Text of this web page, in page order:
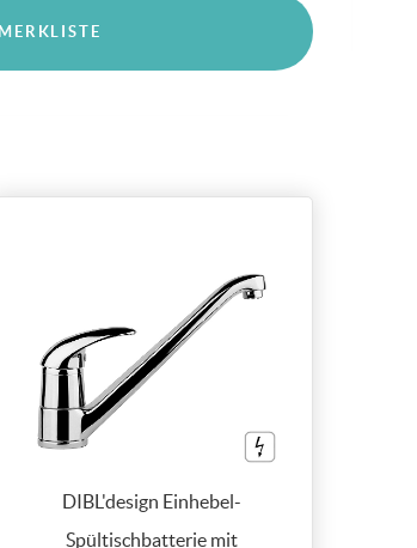
DIBL'design Einhebel-
Spültischbatterie mit